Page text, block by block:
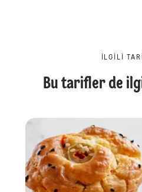
İLGILI
Bu tarifler de